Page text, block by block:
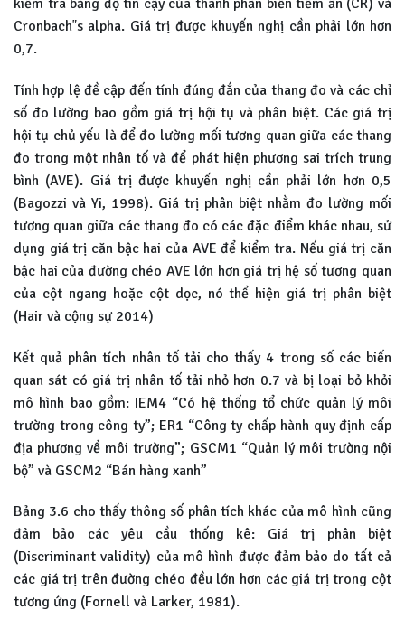
Cronbach‟s alpha. Giá trị được khuyến nghị cần phải lớn hơn
0,7.
Tính hợp lệ đề cập đến tính đúng đắn của thang đo và các chỉ
số đo lường bao gồm giá trị hội tụ và phân biệt. Các giá trị
hội tụ chủ yếu là để đo lường mối tương quan giữa các thang
đo trong một nhân tố và để phát hiện phương sai trích trung
bình (AVE). Giá trị được khuyến nghị cần phải lớn hơn 0,5
(Bagozzi và Yi, 1998). Giá trị phân biệt nhằm đo lường mối
tương quan giữa các thang đo có các đặc điểm khác nhau, sử
dụng giá trị căn bậc hai của AVE để kiểm tra. Nếu giá trị căn
bậc hai của đường chéo AVE lớn hơn giá trị hệ số tương quan
của cột ngang hoặc cột dọc, nó thể hiện giá trị phân biệt
(Hair và cộng sự 2014)
Kết quả phân tích nhân tố tải cho thấy 4 trong số các biến
quan sát có giá trị nhân tố tải nhỏ hơn 0.7 và bị loại bỏ khỏi
mô hình bao gồm: IEM4 “Có hệ thống tổ chức quản lý môi
trường trong công ty”; ER1 “Công ty chấp hành quy định cấp
địa phương về môi trường”; GSCM1 “Quản lý môi trường nội
bộ” và GSCM2 “Bán hàng xanh”
Bảng 3.6 cho thấy thông số phân tích khác của mô hình cũng
đảm bảo các yêu cầu thống kê: Giá trị phân biệt
(Discriminant validity) của mô hình được đảm bảo do tất cả
các giá trị trên đường chéo đều lớn hơn các giá trị trong cột
tương ứng (Fornell và Larker, 1981).